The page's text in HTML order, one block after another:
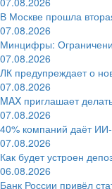
В Москве прошла
07.08.2026
Минцифры:
07.08.2026
ЛК предупреждает о
07.08.2026
MAX приглашает
07.08.2026
40% компаний даёт
07.08.2026
Как будет устроен
06.08.2026
Банк России привёл